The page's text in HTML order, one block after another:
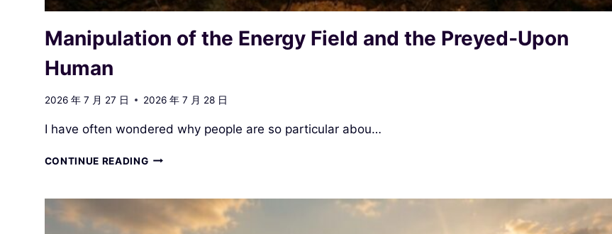
Manipulation of the Energy Field and the Preyed‑Upon
Human
2026 年 7 月 27 日 2026 年 7 月 28 日
I have often wondered why people are so particular abou…
CONTINUE READINGMANIPULATION
ENERGY
AND